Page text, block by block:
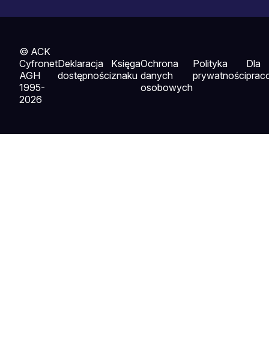
© ACK
Cyfronet
AGH
1995-
2026
Deklaracja
dostępności
Księga
znaku
Ochrona
danych
osobowych
Polityka
prywatności
Dla